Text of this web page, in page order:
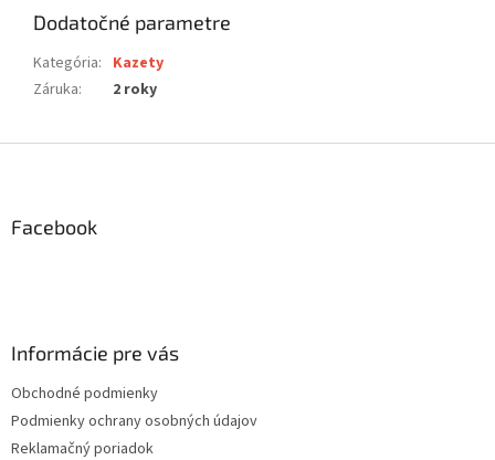
Dodatočné parametre
Kategória: Kazety
Záruka: 2 roky
Facebook
Informácie pre vás
Obchodné podmienky
Podmienky ochrany osobných údajov
Reklamačný poriadok